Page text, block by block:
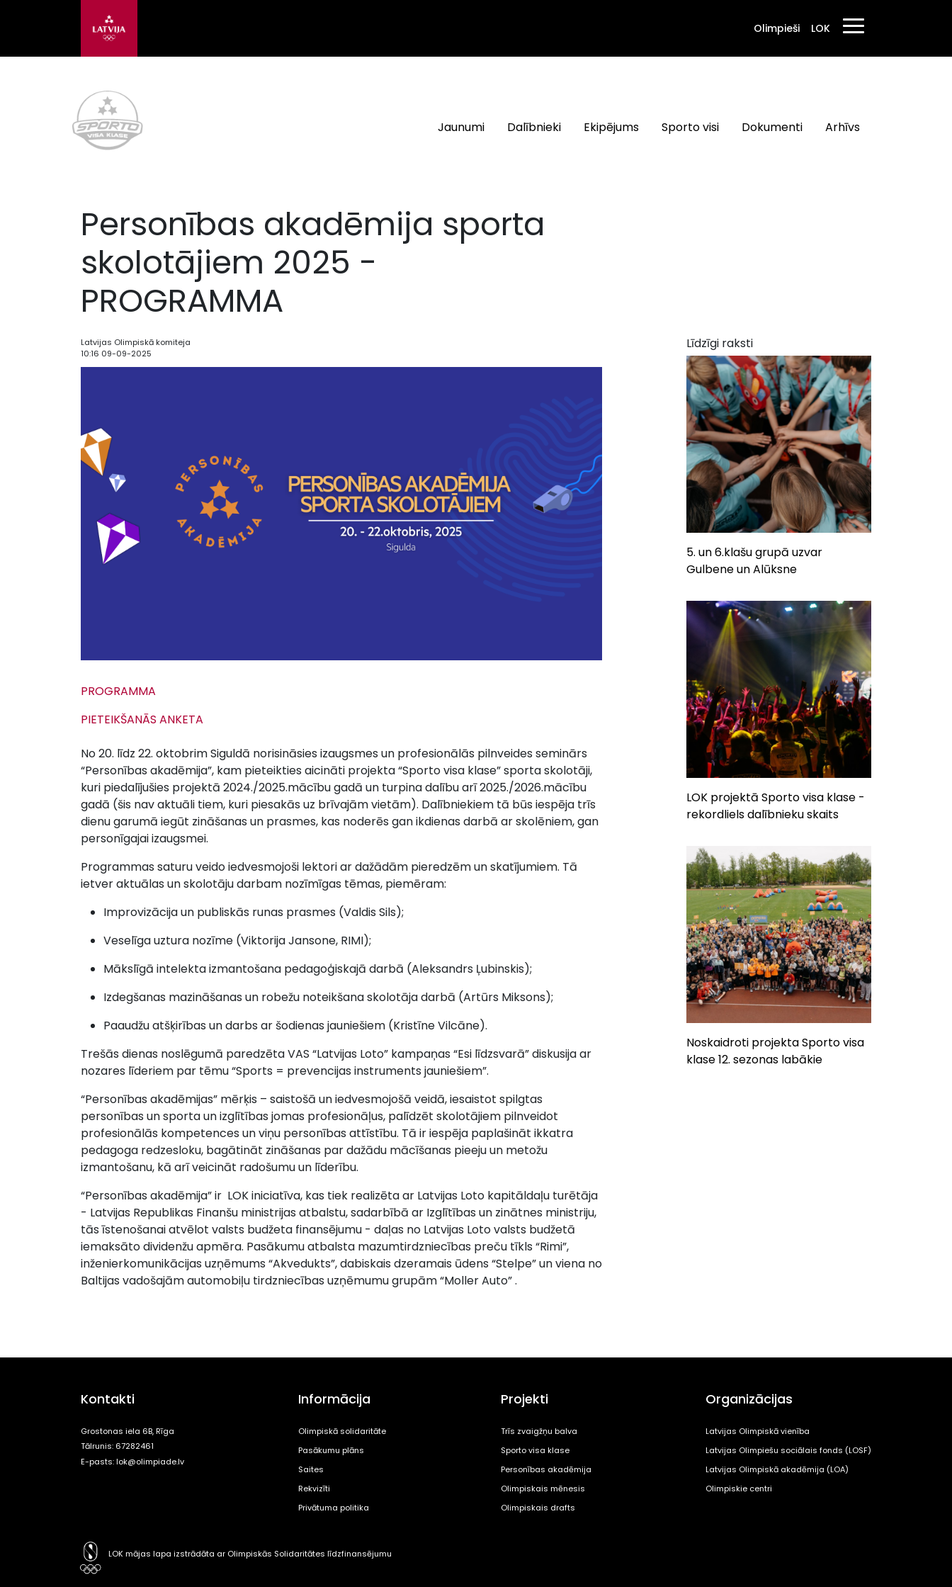
Olimpieši LOK
Jaunumi Dalībnieki Ekipējums Sporto visi Dokumenti Arhīvs
Personības akadēmija sporta
skolotājiem 2025 -
PROGRAMMA
Latvijas Olimpiskā komiteja
10:16 09-09-2025
PROGRAMMA
PIETEIKŠANĀS ANKETA
No 20. līdz 22. oktobrim Siguldā norisināsies izaugsmes un profesionālās pilnveides seminārs
“Personības akadēmija”, kam pieteikties aicināti projekta “Sporto visa klase” sporta skolotāji,
kuri piedalījušies projektā 2024./2025.mācību gadā un turpina dalību arī 2025./2026.mācību
gadā (šis nav aktuāli tiem, kuri piesakās uz brīvajām vietām). Dalībniekiem tā būs iespēja trīs
dienu garumā iegūt zināšanas un prasmes, kas noderēs gan ikdienas darbā ar skolēniem, gan
personīgajai izaugsmei.
Programmas saturu veido iedvesmojoši lektori ar dažādām pieredzēm un skatījumiem. Tā
ietver aktuālas un skolotāju darbam nozīmīgas tēmas, piemēram:
Improvizācija un publiskās runas prasmes (Valdis Sils);
Veselīga uztura nozīme (Viktorija Jansone, RIMI);
Mākslīgā intelekta izmantošana pedagoģiskajā darbā (Aleksandrs Ļubinskis);
Izdegšanas mazināšanas un robežu noteikšana skolotāja darbā (Artūrs Miksons);
Paaudžu atšķirības un darbs ar šodienas jauniešiem (Kristīne Vilcāne).
Trešās dienas noslēgumā paredzēta VAS “Latvijas Loto” kampaņas “Esi līdzsvarā” diskusija ar
nozares līderiem par tēmu “Sports = prevencijas instruments jauniešiem”.
“Personības akadēmijas” mērķis – saistošā un iedvesmojošā veidā, iesaistot spilgtas
personības un sporta un izglītības jomas profesionāļus, palīdzēt skolotājiem pilnveidot
profesionālās kompetences un viņu personības attīstību. Tā ir iespēja paplašināt ikkatra
pedagoga redzesloku, bagātināt zināšanas par dažādu mācīšanas pieeju un metožu
izmantošanu, kā arī veicināt radošumu un līderību.
“Personības akadēmija” ir LOK iniciatīva, kas tiek realizēta ar Latvijas Loto kapitāldaļu turētāja
- Latvijas Republikas Finanšu ministrijas atbalstu, sadarbībā ar Izglītības un zinātnes ministriju,
tās īstenošanai atvēlot valsts budžeta finansējumu - daļas no Latvijas Loto valsts budžetā
iemaksāto dividenžu apmēra. Pasākumu atbalsta mazumtirdzniecības preču tīkls “Rimi”,
inženierkomunikācijas uzņēmums “Akvedukts”, dabiskais dzeramais ūdens “Stelpe” un viena no
Baltijas vadošajām automobiļu tirdzniecības uzņēmumu grupām “Moller Auto” .
Līdzīgi raksti
5. un 6.klašu grupā uzvar
Gulbene un Alūksne
LOK projektā Sporto visa klase -
rekordliels dalībnieku skaits
Noskaidroti projekta Sporto visa
klase 12. sezonas labākie
Kontakti
Grostonas iela 6B, Rīga
Tālrunis: 67282461
E-pasts:lok@olimpiade.lv
Informācija
Olimpiskā solidaritāte
Pasākumu plāns
Saites
Rekvizīti
Privātuma politika
Projekti
Trīs zvaigžņu balva
Sporto visa klase
Personības akadēmija
Olimpiskais mēnesis
Olimpiskais drafts
Organizācijas
Latvijas Olimpiskā vienība
Latvijas Olimpiešu sociālais fonds (LOSF)
Latvijas Olimpiskā akadēmija (LOA)
Olimpiskie centri
LOK mājas lapa izstrādāta ar Olimpiskās Solidaritātes līdzfinansējumu